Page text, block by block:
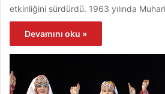
etkinliğini sürdürdü. 1963 yılında
Devamını oku »